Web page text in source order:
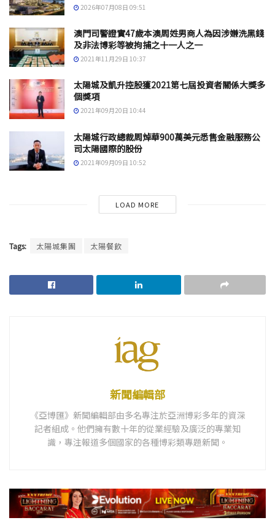
2026年07月08日 09:51
澳門司警證實47歲本澳周姓男商人為因涉嫌洗黑錢
及非法博彩等被拘捕之十一人之一
2021年11月29日 10:37
太陽城及凱升控股獲2021第七屆投資者關係大獎多
個獎項
2021年09月20日 10:44
太陽城行政總裁周焯華900萬美元悉售金融服務公
司太陽國際的股份
2021年09月09日 10:52
LOAD MORE
Tags: 太陽城集團 太陽餐飲
新聞編輯部
《亞博匯》新聞編輯部由多名專注於亞洲博彩多年的資深
記者組成。他們擁有數十年的從業經驗及廣泛的專業知
識，專注報道多個國家的各種博彩類專題新聞。